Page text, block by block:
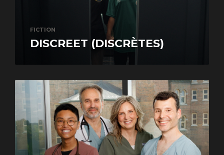
FICTION
DISCREET (DISCRÈTES)